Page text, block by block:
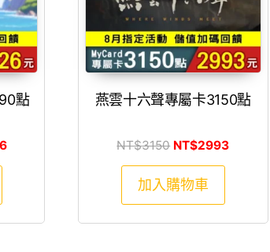
點
NT$3290。
目前價格：NT$3126。
燕雲十六聲專屬卡3150點
NT$3150 原始價格：
NT$2993目前價
加入購物車